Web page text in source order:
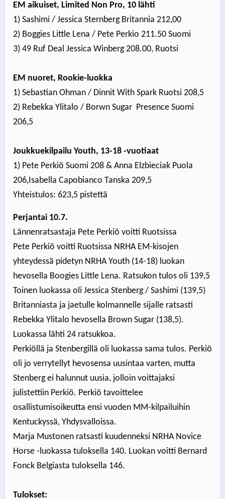
EM aikuiset, Limited Non Pro, 10 lähti
1) Sashimi / Jessica Sternberg Britannia 212,00
2) Boggies Little Lena / Pete Perkio 211.50 Suomi
3) 49 Ruf Deal Jessica Winberg 208.00, Ruotsi
EM nuoret, Rookie-luokka
1) Sebastian Ohman / Dinnit With Spark Ruotsi 208,5
2) Rebekka Ylitalo / Borwn Sugar Presence Suomi
206,5
Joukkuekilpailu Youth, 13-18 -vuotiaat
1) Pete Perkiö Suomi 208 & Anna Elzbieciak Puola
206,Isabella Capobianco Tanska 209,5
Yhteistulos: 623,5 pistettä
Perjantai 10.7.
Lännenratsastaja Pete Perkiö voitti Ruotsissa
Pete Perkiö voitti Ruotsissa NRHA EM-kisojen
yhteydessä pidetyn NRHA Youth (14-18) luokan
hevosella Boogies Little Lena. Ratsukon tulos oli 139,5
Toinen luokassa oli Jessica Stenberg / Sashimi (139,5)
Britanniasta ja jaetulle kolmannelle sijalle ratsasti
Rebekka Ylitalo hevosella Brown Sugar (138,5).
Luokassa lähti 24 ratsukkoa.
Perkiöllä ja Stenbergillä oli luokassa sama tulos. Perkiö
oli jo verrytellyt hevosensa uusintaa varten, mutta
Stenberg ei halunnut uusia, jolloin voittajaksi
julistettiin Perkiö. Perkiö tavoittelee
osallistumisoikeutta ensi vuoden MM-kilpailuihin
Kentuckyssä, Yhdysvalloissa.
Marja Mustonen ratsasti kuudenneksi NRHA Novice
Horse -luokassa tuloksella 140. Luokan voitti Bernard
Fonck Belgiasta tuloksella 146.
Tulokset: